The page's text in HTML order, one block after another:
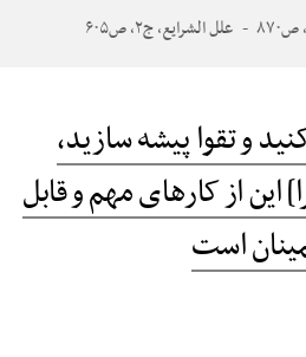
علل الشرایع، ج۲، ص۶۰۵
و تقوا پیشه سازید،
این از کارهای مهم و قابل
است